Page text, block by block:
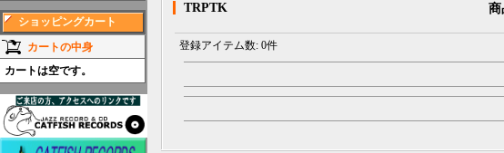
ショッピングカート
カートの中身
カートは空です。
TRPTK 商
登録アイテム数: 0件